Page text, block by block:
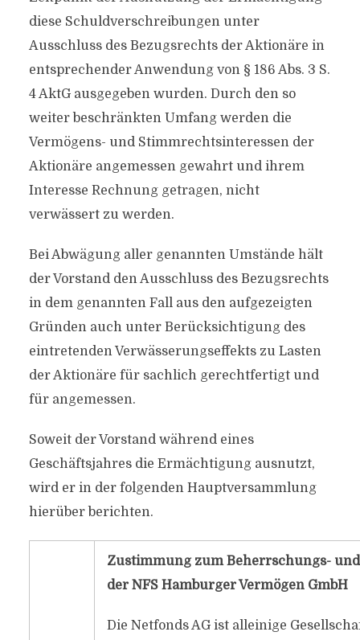
diese Schuldverschreibungen unter
Ausschluss des Bezugsrechts der Aktionäre in
entsprechender Anwendung von § 186 Abs. 3 S.
4 AktG ausgegeben wurden. Durch den so
weiter beschränkten Umfang werden die
Vermögens- und Stimmrechtsinteressen der
Aktionäre angemessen gewahrt und ihrem
Interesse Rechnung getragen, nicht
verwässert zu werden.
Bei Abwägung aller genannten Umstände hält
der Vorstand den Ausschluss des Bezugsrechts
in dem genannten Fall aus den aufgezeigten
Gründen auch unter Berücksichtigung des
eintretenden Verwässerungseffekts zu Lasten
der Aktionäre für sachlich gerechtfertigt und
für angemessen.
Soweit der Vorstand während eines
Geschäftsjahres die Ermächtigung ausnutzt,
wird er in der folgenden Hauptversammlung
hierüber berichten.
Zustimmung zum Beherrschungs-
der NFS Hamburger Vermögen GmbH
Die Netfonds AG ist alleinige